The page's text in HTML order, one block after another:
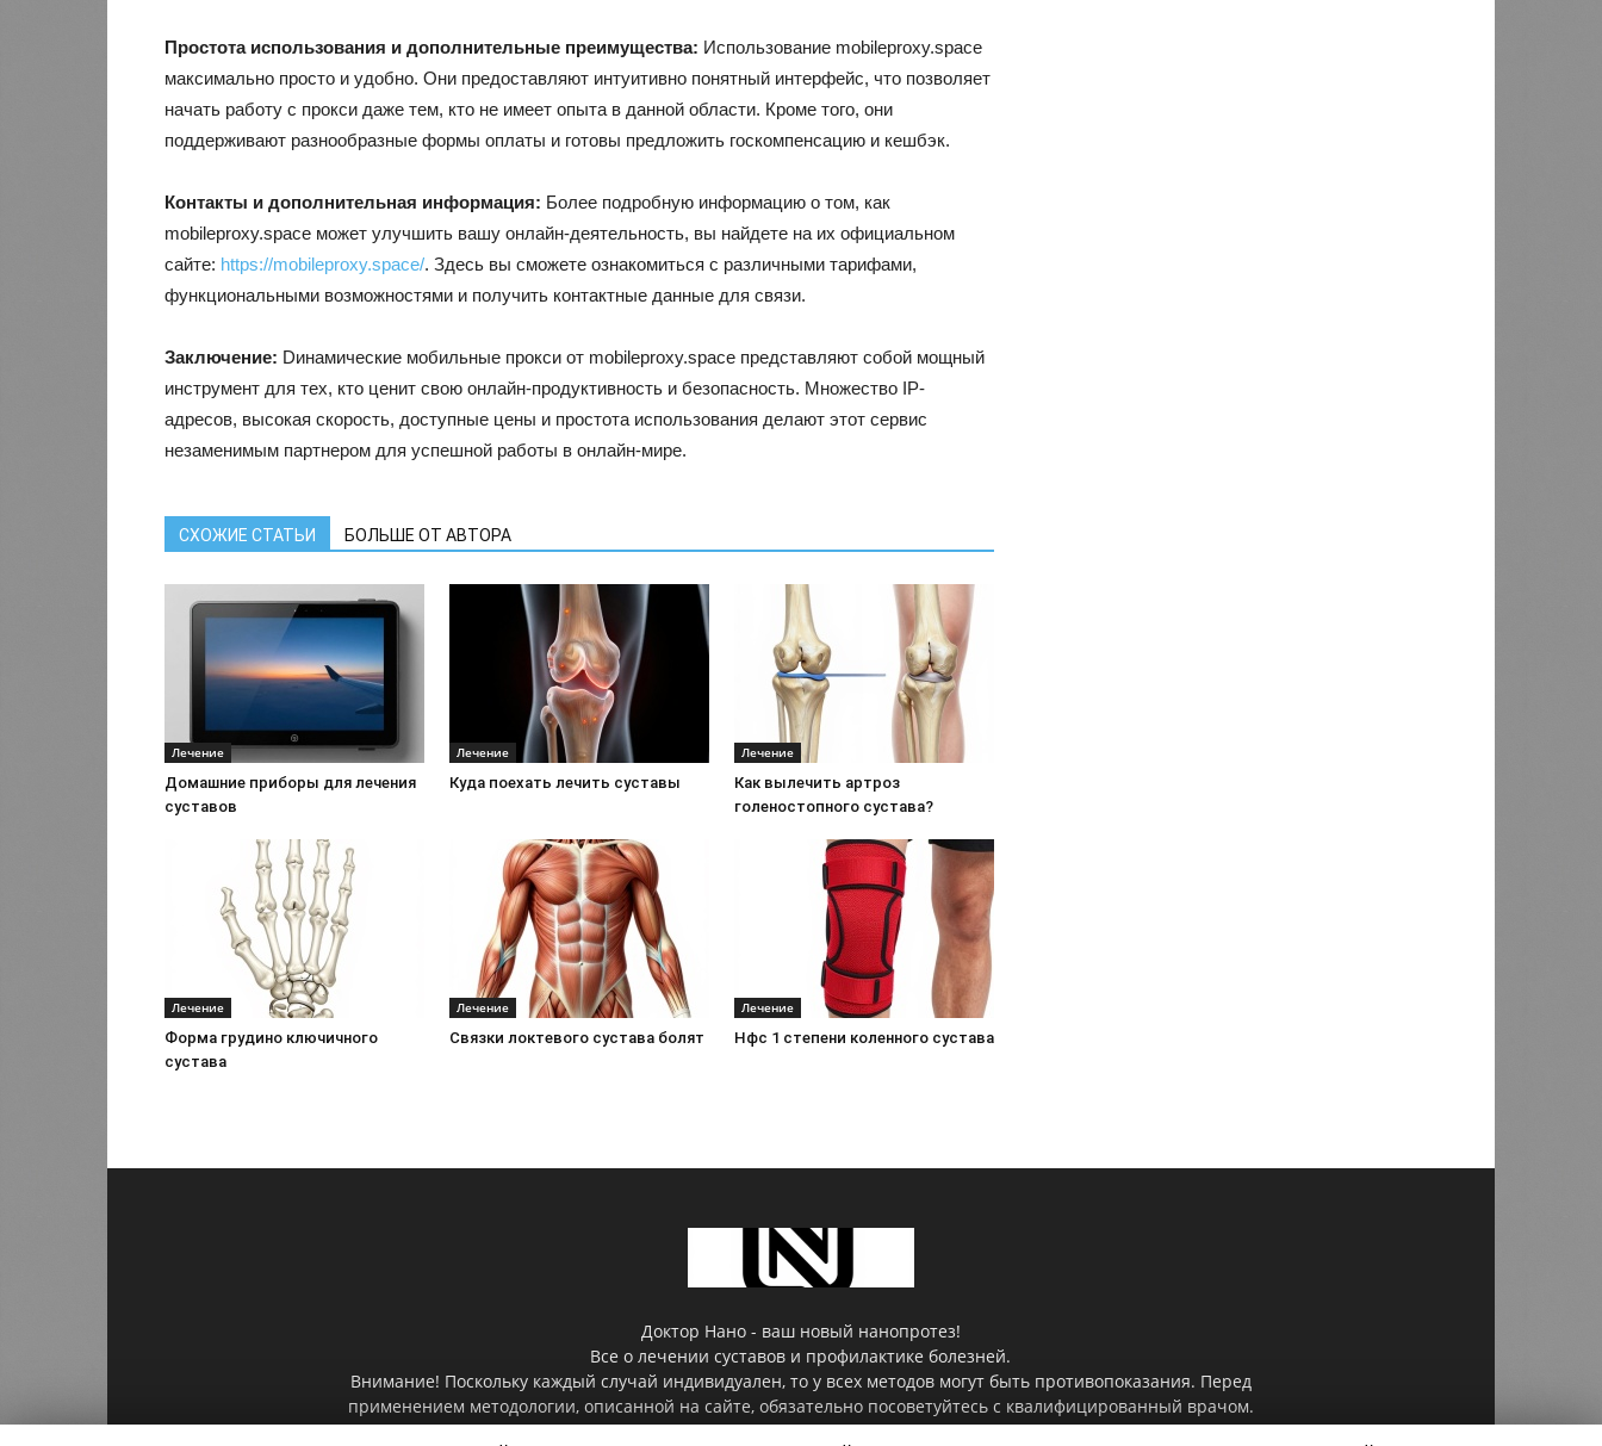
Простота использования и дополнительные преимущества: Использование mobileproxy.space
максимально просто и удобно. Они предоставляют интуитивно понятный интерфейс, что позволяет
начать работу с прокси даже тем, кто не имеет опыта в данной области. Кроме того, они
поддерживают разнообразные формы оплаты и готовы предложить госкомпенсацию и кешбэк.
Контакты и дополнительная информация: Более подробную информацию о том, как
mobileproxy.space может улучшить вашу онлайн-деятельность, вы найдете на их официальном
сайте: https://mobileproxy.space/. Здесь вы сможете ознакомиться с различными тарифами,
функциональными возможностями и получить контактные данные для связи.
Заключение: Dинамические мобильные прокси от mobileproxy.space представляют собой мощный
инструмент для тех, кто ценит свою онлайн-продуктивность и безопасность. Множество IP-
адресов, высокая скорость, доступные цены и простота использования делают этот сервис
незаменимым партнером для успешной работы в онлайн-мире.
СХОЖИЕ СТАТЬИ БОЛЬШЕ ОТ АВТОРА
Лечение
Домашние приборы для лечения
суставов
Лечение
Куда поехать лечить суставы
Лечение
Как вылечить артроз
голеностопного сустава?
Лечение
Форма грудино ключичного
сустава
Лечение
Связки локтевого сустава болят
Лечение
Нфс 1 степени коленного сустава
Доктор Нано - ваш новый нанопротез!
Все о лечении суставов и профилактике болезней.
Внимание! Поскольку каждый случай индивидуален, то у всех методов могут быть противопоказания. Перед
применением методологии, описанной на сайте, обязательно посоветуйтесь с квалифицированный врачом.